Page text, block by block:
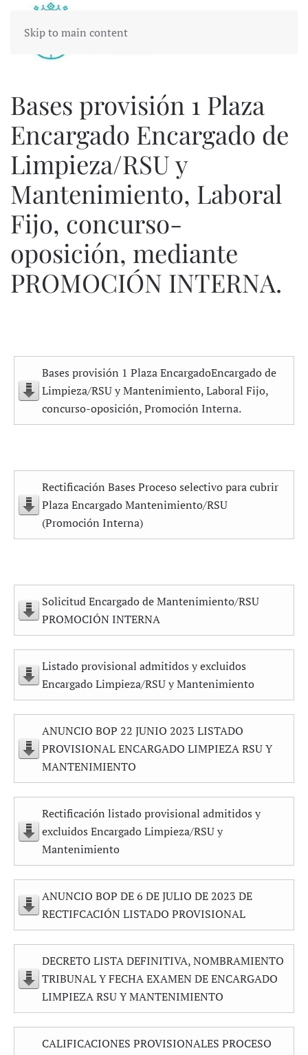
Skip to main content
Bases provisión 1 Plaza
Encargado Encargado de
Limpieza/RSU y
Mantenimiento, Laboral
Fijo, concurso-
oposición, mediante
PROMOCIÓN INTERNA.
Bases provisión 1 Plaza EncargadoEncargado de
Limpieza/RSU y Mantenimiento, Laboral Fijo,
concurso-oposición, Promoción Interna.
Rectificación Bases Proceso selectivo para cubrir
Plaza Encargado Mantenimiento/RSU
(Promoción Interna)
Solicitud Encargado de Mantenimiento/RSU
PROMOCIÓN INTERNA
Listado provisional admitidos y excluidos
Encargado Limpieza/RSU y Mantenimiento
ANUNCIO BOP 22 JUNIO 2023 LISTADO
PROVISIONAL ENCARGADO LIMPIEZA RSU Y
MANTENIMIENTO
Rectificación listado provisional admitidos y
excluidos Encargado Limpieza/RSU y
Mantenimiento
ANUNCIO BOP DE 6 DE JULIO DE 2023 DE
RECTIFCACIÓN LISTADO PROVISIONAL
DECRETO LISTA DEFINITIVA, NOMBRAMIENTO
TRIBUNAL Y FECHA EXAMEN DE ENCARGADO
LIMPIEZA RSU Y MANTENIMIENTO
CALIFICACIONES PROVISIONALES PROCESO